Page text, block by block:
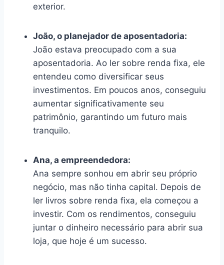
exterior.
João, o planejador de aposentadoria:
João estava preocupado com a sua
aposentadoria. Ao ler sobre renda fixa, ele
entendeu como diversificar seus
investimentos. Em poucos anos, conseguiu
aumentar significativamente seu
patrimônio, garantindo um futuro mais
tranquilo.
Ana, a empreendedora:
Ana sempre sonhou em abrir seu próprio
negócio, mas não tinha capital. Depois de
ler livros sobre renda fixa, ela começou a
investir. Com os rendimentos, conseguiu
juntar o dinheiro necessário para abrir sua
loja, que hoje é um sucesso.